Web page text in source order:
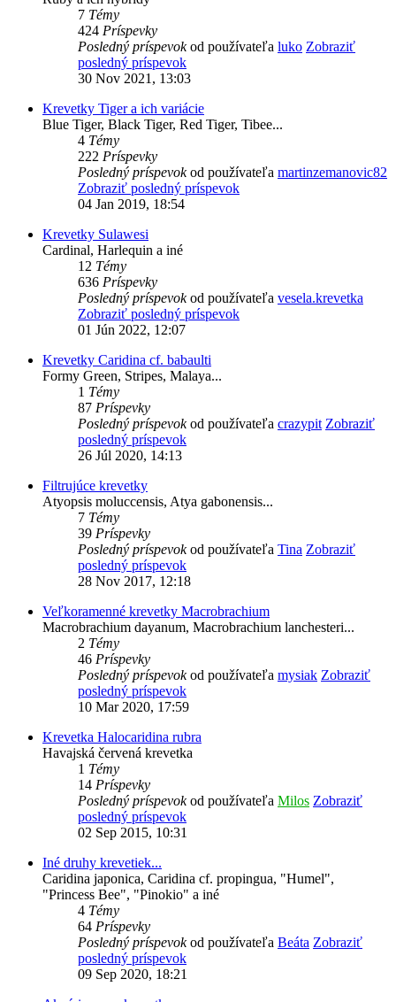
7 Témy
424 Príspevky
Posledný príspevokod používateľa luko Zobraziť
posledný príspevok
30 Nov 2021, 13:03
Krevetky Tiger a ich variácie
Blue Tiger, Black Tiger, Red Tiger, Tibee...
4 Témy
222 Príspevky
Posledný príspevokod používateľa martinzemanovic82
Zobraziť posledný príspevok
04 Jan 2019, 18:54
Krevetky Sulawesi
Cardinal, Harlequin a iné
12 Témy
636 Príspevky
Posledný príspevokod používateľa vesela.krevetka
Zobraziť posledný príspevok
01 Jún 2022, 12:07
Krevetky Caridina cf. babaulti
Formy Green, Stripes, Malaya...
1 Témy
87 Príspevky
Posledný príspevokod používateľa crazypit Zobraziť
posledný príspevok
26 Júl 2020, 14:13
Filtrujúce krevetky
Atyopsis moluccensis, Atya gabonensis...
7 Témy
39 Príspevky
Posledný príspevokod používateľa Tina Zobraziť
posledný príspevok
28 Nov 2017, 12:18
Veľkoramenné krevetky Macrobrachium
Macrobrachium dayanum, Macrobrachium lanchesteri...
2 Témy
46 Príspevky
Posledný príspevokod používateľa mysiak Zobraziť
posledný príspevok
10 Mar 2020, 17:59
Krevetka Halocaridina rubra
Havajská červená krevetka
1 Témy
14 Príspevky
Posledný príspevokod používateľa Milos Zobraziť
posledný príspevok
02 Sep 2015, 10:31
Iné druhy krevetiek...
Caridina japonica, Caridina cf. propingua, "Humel",
"Princess Bee", "Pinokio" a iné
4 Témy
64 Príspevky
Posledný príspevokod používateľa Beáta Zobraziť
posledný príspevok
09 Sep 2020, 18:21